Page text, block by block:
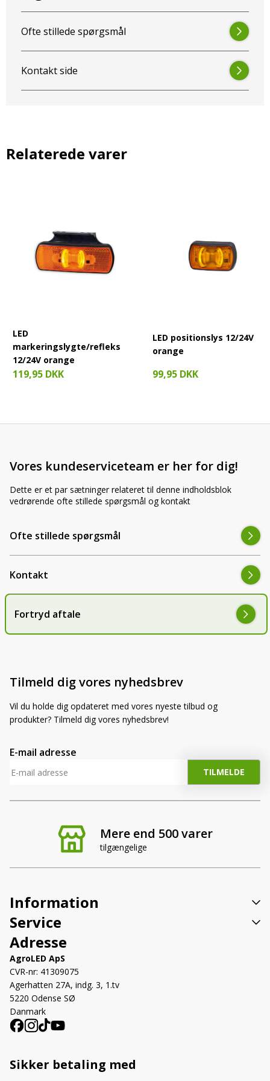
Ofte stillede spørgsmål
Kontakt side
Relaterede varer
LED
markeringslygte/refleks
12/24V orange
119,95 DKK
LED positionslys 12/24V
orange
99,95 DKK
Mere end 500 varer
tilgængelige
Vores kundeserviceteam er her for dig!
Dette er et par sætninger relateret til denne indholdsblok
vedrørende ofte stillede spørgsmål og kontakt
Ofte stillede spørgsmål
Kontakt
Fortryd aftale
Tilmeld dig vores nyhedsbrev
Vil du holde dig opdateret med vores nyeste tilbud og
produkter? Tilmeld dig vores nyhedsbrev!
E-mail adresse
Information
Service
Adresse
AgroLED ApS
CVR-nr: 41309075
Agerhatten 27A, indg. 3, 1.tv
5220 Odense SØ
Danmark
Sikker betaling med